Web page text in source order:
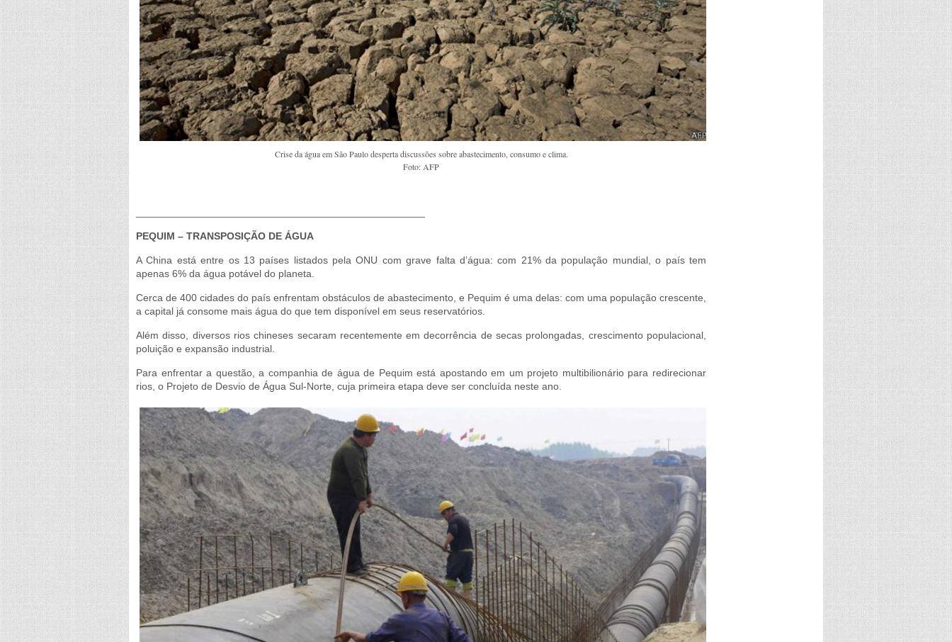
Crise da água em São Paulo desperta discussões sobre abastecimento, consumo e clima.
Foto: AFP
PEQUIM – TRANSPOSIÇÃO DE ÁGUA
A China está entre os 13 países listados pela ONU com grave falta d’água: com 21% da população mundial, o país tem
apenas 6% da água potável do planeta.
Cerca de 400 cidades do país enfrentam obstáculos de abastecimento, e Pequim é uma delas: com uma população crescente,
a capital já consome mais água do que tem disponível em seus reservatórios.
Além disso, diversos rios chineses secaram recentemente em decorrência de secas prolongadas, crescimento populacional,
poluição e expansão industrial.
Para enfrentar a questão, a companhia de água de Pequim está apostando em um projeto multibilionário para redirecionar
rios, o Projeto de Desvio de Água Sul-Norte, cuja primeira etapa deve ser concluída neste ano.